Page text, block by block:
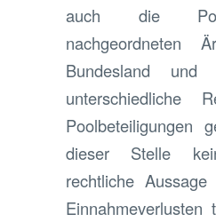
auch die
Bundesland und
unterschiedliche
Poolbeteiligungen
dieser Stelle
rechtliche